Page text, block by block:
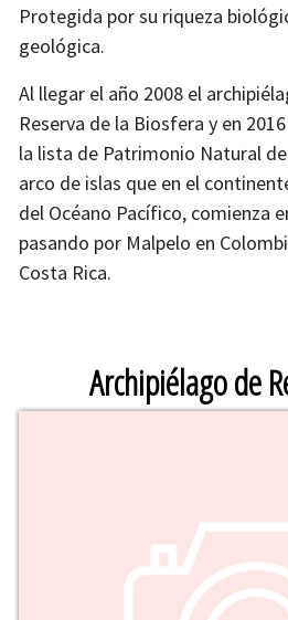
Protegida por su riqueza
geológica.
Al llegar el año 2008 el
Reserva de la Biosfera y en
la lista de Patrimonio Natural
arco de islas que en el
del Océano Pacífico, comienza
pasando por Malpelo en
Costa Rica.
Archipiélago de
Cambiar